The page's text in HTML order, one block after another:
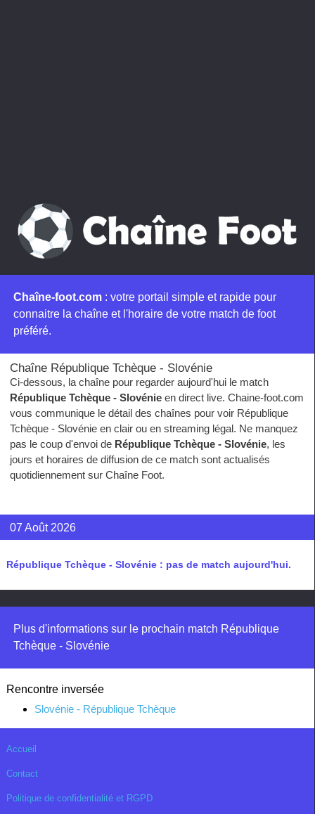
Chaîne-foot.com : votre portail simple et rapide pour
connaitre la chaîne et l'horaire de votre match de foot
préféré.
Chaîne République Tchèque - Slovénie
Ci-dessous, la chaîne pour regarder aujourd'hui le match
République Tchèque - Slovénie en direct live. Chaine-foot.com
vous communique le détail des chaînes pour voir République
Tchèque - Slovénie en clair ou en streaming légal. Ne manquez
pas le coup d'envoi de République Tchèque - Slovénie, les
jours et horaires de diffusion de ce match sont actualisés
quotidiennement sur Chaîne Foot.
07 Août 2026
République Tchèque - Slovénie : pas de match aujourd'hui.
Plus d'informations sur le prochain match République
Tchèque - Slovénie
Rencontre inversée
Slovénie - République Tchèque
Accueil
Contact
Politique de confidentialité et RGPD